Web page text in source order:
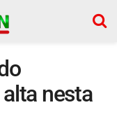
nesta